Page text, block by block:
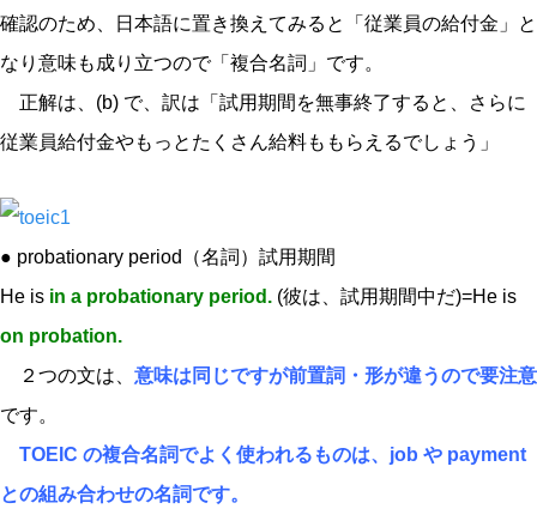
確認のため、日本語に置き換えてみると「従業員の給付金」と
なり意味も成り立つので「複合名詞」です。
正解は、(b) で、訳は「試用期間を無事終了すると、さらに
従業員給付金やもっとたくさん給料ももらえるでしょう」
● probationary period（名詞）試用期間
He is in a probationary period. (彼は、試用期間中だ)=He is
on probation.
２つの文は、 意味は同じですが前置詞・形が違うので要注意
です。
TOEIC の複合名詞でよく使われるものは、job や payment
との組み合わせの名詞です。